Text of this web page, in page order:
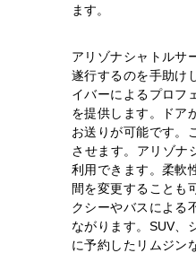
ます。
アリゾナシャトルサ
遂行するのを手助け
イバーによるプロフ
を提供します。ドア
お送りが可能です。
させます。アリゾナ
利用できます。柔軟
間を変更することも
クシーやバスによる
ながります。SUV、
に予約したリムジン